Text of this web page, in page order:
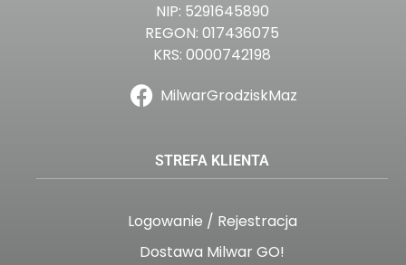
NIP: 5291645890
REGON: 017436075
KRS: 0000742198
MilwarGrodziskMaz
STREFA KLIENTA
Logowanie / Rejestracja
Dostawa Milwar GO!